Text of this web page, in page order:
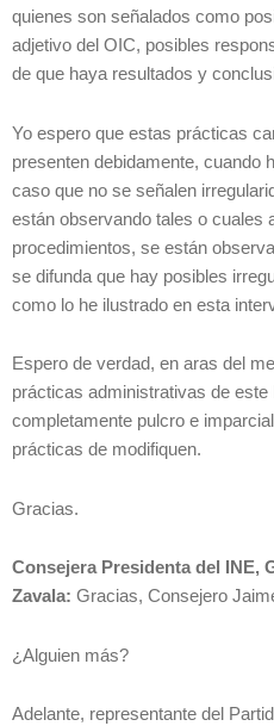
quienes son señalados como
adjetivo del OIC, posibles
de que haya resultados y
Yo espero que estas prácticas
presenten debidamente, cuando
caso que no se señalen
están observando tales o cuales
procedimientos, se están
se difunda que hay posibles
como lo he ilustrado en esta
Espero de verdad, en aras del
prácticas administrativas de
completamente pulcro e
prácticas de modifiquen.
Gracias.
Consejera Presidenta del INE,
Zavala: Gracias, Consejero
¿Alguien más?
Adelante, representante del